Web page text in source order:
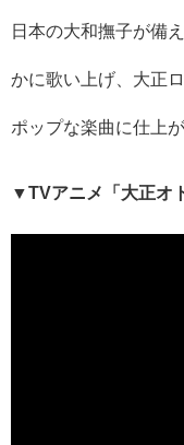
日本の大和撫子が備
かに歌い上げ、大正
ポップな楽曲に仕上
▼TVアニメ「大正オ